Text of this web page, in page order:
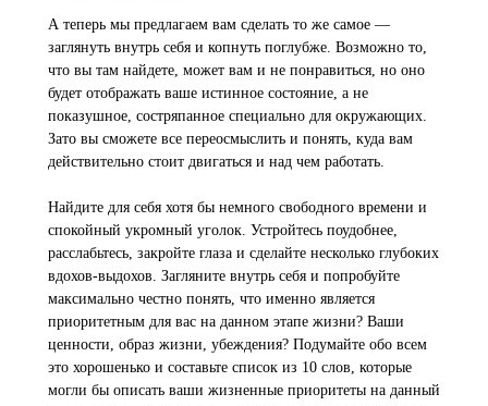
А теперь мы предлагаем вам сделать то же самое —
заглянуть внутрь себя и копнуть поглубже. Возможно то,
что вы там найдете, может вам и не понравиться, но оно
будет отображать ваше истинное состояние, а не
показушное, состряпанное специально для окружающих.
Зато вы сможете все переосмыслить и понять, куда вам
действительно стоит двигаться и над чем работать.
Найдите для себя хотя бы немного свободного времени и
спокойный укромный уголок. Устройтесь поудобнее,
расслабьтесь, закройте глаза и сделайте несколько глубоких
вдохов-выдохов. Загляните внутрь себя и попробуйте
максимально честно понять, что именно является
приоритетным для вас на данном этапе жизни? Ваши
ценности, образ жизни, убеждения? Подумайте обо всем
это хорошенько и составьте список из 10 слов, которые
могли бы описать ваши жизненные приоритеты на данный